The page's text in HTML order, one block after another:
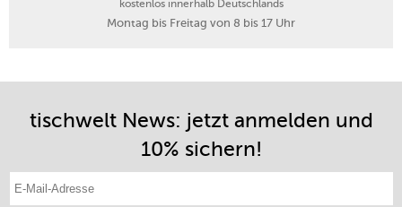
kostenlos innerhalb Deutschlands
Montag bis Freitag von 8 bis 17 Uhr
tischwelt News: jetzt anmelden und
10% sichern!